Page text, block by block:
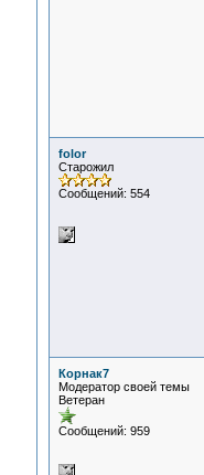
folor
Старожил
Сообщений: 554
Корнак7
Модератор своей темы
Ветеран
Сообщений: 959